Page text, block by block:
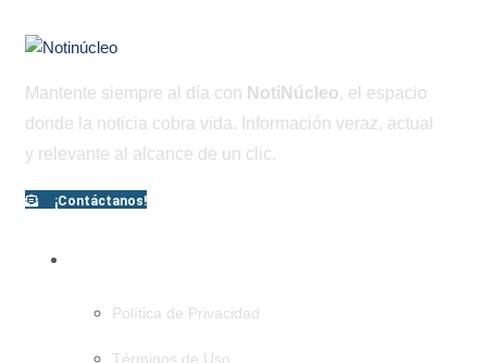
Mantente siempre al día con NotiNúcleo, el espacio
donde la noticia cobra vida. Información veraz, actual
y relevante al alcance de un clic.
¡Contáctanos!
Política de Privacidad
Términos de Uso